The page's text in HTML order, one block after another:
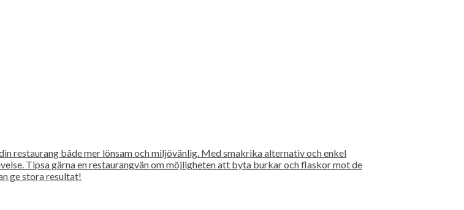
restaurang både mer lönsam och miljövänlig. Med smakrika alternativ och enkel
Tipsa gärna en restaurangvän om möjligheten att byta burkar och flaskor mot de
ge stora resultat!